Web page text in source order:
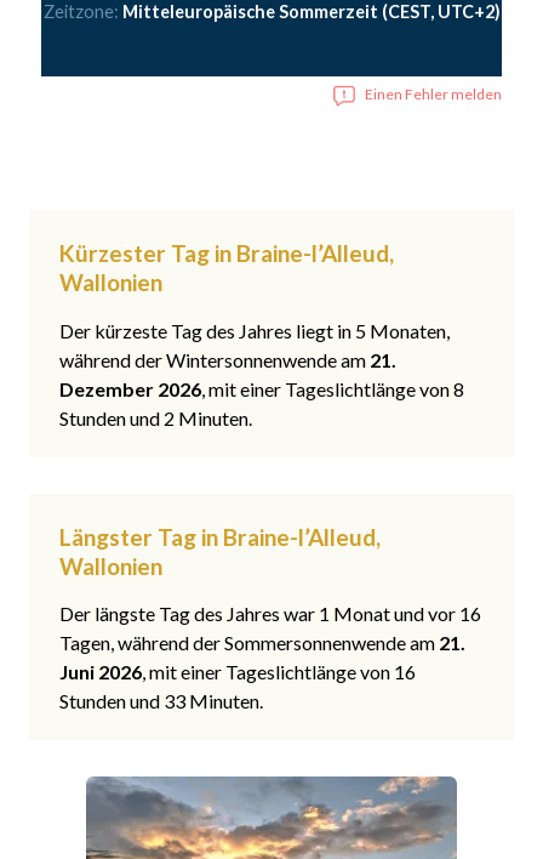
Zeitzone: Mitteleuropäische Sommerzeit (CEST, UTC+2)
Einen Fehler melden
Kürzester Tag in Braine-l’Alleud,
Wallonien
Der kürzeste Tag des Jahres liegt in 5 Monaten,
während der Wintersonnenwende am 21.
Dezember 2026, mit einer Tageslichtlänge von 8
Stunden und 2 Minuten.
Längster Tag in Braine-l’Alleud,
Wallonien
Der längste Tag des Jahres war 1 Monat und vor 16
Tagen, während der Sommersonnenwende am 21.
Juni 2026, mit einer Tageslichtlänge von 16
Stunden und 33 Minuten.